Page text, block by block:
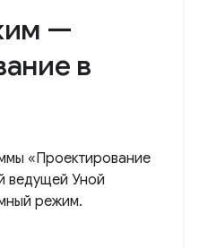
—
в
«Проектирование
ведущей Уной
режим.